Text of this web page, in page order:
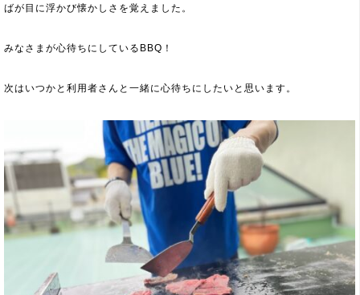
ばが目に浮かび懐かしさを覚えました。
みなさまが心待ちにしているBBQ！
次はいつかと利用者さんと一緒に心待ちにしたいと思います。